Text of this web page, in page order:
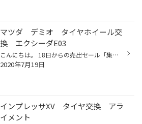
マツダ デミオ タイヤホイール交
換 エクシーダE03
こんにちは。 18日からの売出セール「集中得市」に沢山のご来店、誠にありがとうございます。26日まで開催中ですので、どうぞ宜しくお願い致します（＾＾）/ 本題に戻ります。本日はマツダデミオ様のタイヤホイール交換をさせて頂きました。今回は純正サイズのタイヤとホイールのセットになります。...
2020年7月19日
インプレッサXV タイヤ交換 アラ
イメント